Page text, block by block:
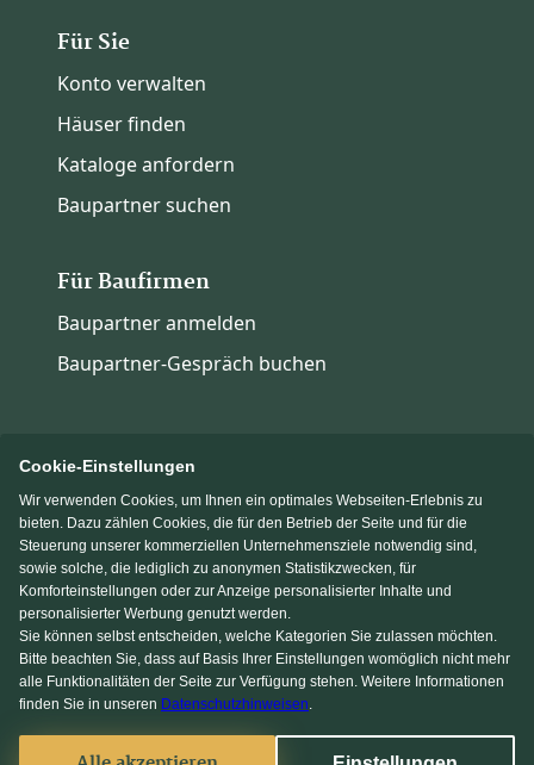
Für Sie
Konto verwalten
Häuser finden
Kataloge anfordern
Baupartner suchen
Für Baufirmen
Baupartner anmelden
Baupartner-Gespräch buchen
Immowelt.de Bauen.de
Massivhaus.de Fertighaus.de
Einfamilienhaus.de
Cookie-Einstellungen
Wir verwenden Cookies, um Ihnen ein optimales Webseiten-Erlebnis zu
bieten. Dazu zählen Cookies, die für den Betrieb der Seite und für die
Steuerung unserer kommerziellen Unternehmensziele notwendig sind,
sowie solche, die lediglich zu anonymen Statistikzwecken, für
Komforteinstellungen oder zur Anzeige personalisierter Inhalte und
personalisierter Werbung genutzt werden.
Sie können selbst entscheiden, welche Kategorien Sie zulassen möchten.
Bitte beachten Sie, dass auf Basis Ihrer Einstellungen womöglich nicht mehr
alle Funktionalitäten der Seite zur Verfügung stehen. Weitere Informationen
finden Sie in unseren Datenschutzhinweisen.